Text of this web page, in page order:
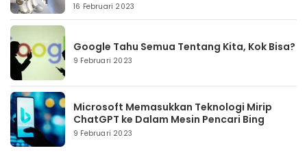
16 Februari 2023
Google Tahu Semua Tentang Kita, Kok Bisa?
9 Februari 2023
Microsoft Memasukkan Teknologi Mirip
ChatGPT ke Dalam Mesin Pencari Bing
9 Februari 2023